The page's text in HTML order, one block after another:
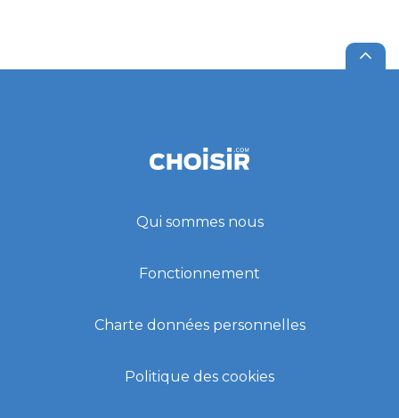
Qui sommes nous
Fonctionnement
Charte données personnelles
Politique des cookies